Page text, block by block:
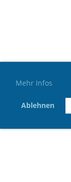
Mehr Infos
Ablehnen